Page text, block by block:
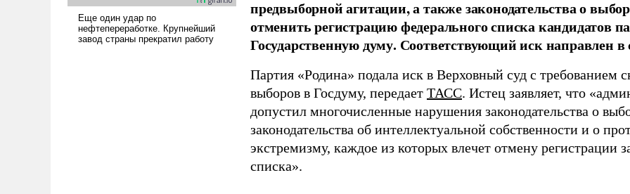
предвыборной агитации, а также законодательства о
отменить регистрацию федерального списка кандидатов
Государственную думу. Соответствующий иск направлен в
Партия «Родина» подала иск в Верховный суд с требованием
выборов в Госдуму, передает ТАСС. Истец заявляет, что
допустил многочисленные нарушения законодательства о
законодательства об интеллектуальной собственности и о
экстремизму, каждое из которых влечет отмену регистрации
списка».